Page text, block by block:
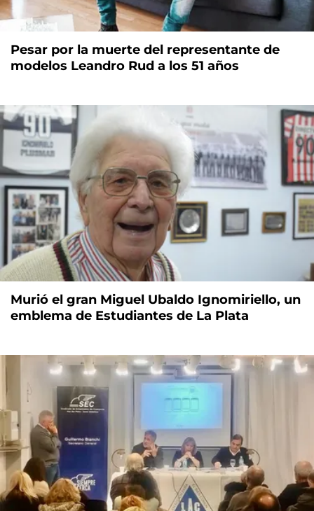
Pesar por la muerte del representante de
modelos Leandro Rud a los 51 años
Murió el gran Miguel Ubaldo Ignomiriello, un
emblema de Estudiantes de La Plata